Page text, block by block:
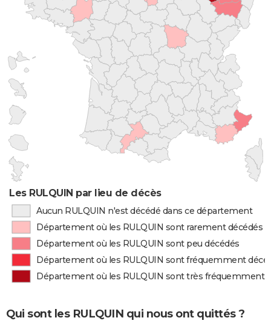
Les RULQUIN par lieu de décès
Aucun RULQUIN n'est décédé dans ce département
Département où les RULQUIN sont rarement décédés
Département où les RULQUIN sont peu décédés
Département où les RULQUIN sont fréquemment
Département où les RULQUIN sont très fréquemment
Qui sont les RULQUIN qui nous ont quittés ?